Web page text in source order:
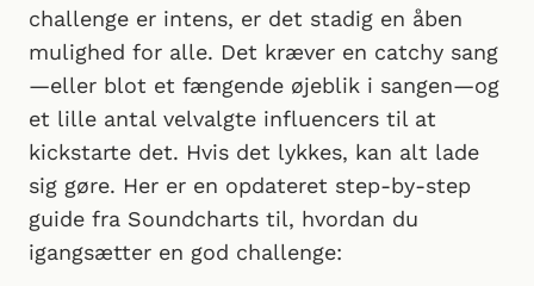
challenge er intens, er det stadig en åben
mulighed for alle. Det kræver en catchy sang
—eller blot et fængende øjeblik i sangen—og
et lille antal velvalgte influencers til at
kickstarte det. Hvis det lykkes, kan alt lade
sig gøre. Her er en opdateret step-by-step
guide fra Soundcharts til, hvordan du
igangsætter en god challenge: